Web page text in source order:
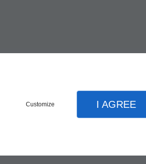
Customize I AGREE